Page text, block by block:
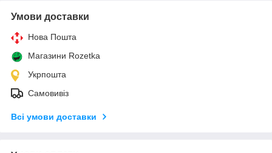
Умови доставки
Нова Пошта
Магазини Rozetka
Укрпошта
Самовивіз
Всі умови доставки